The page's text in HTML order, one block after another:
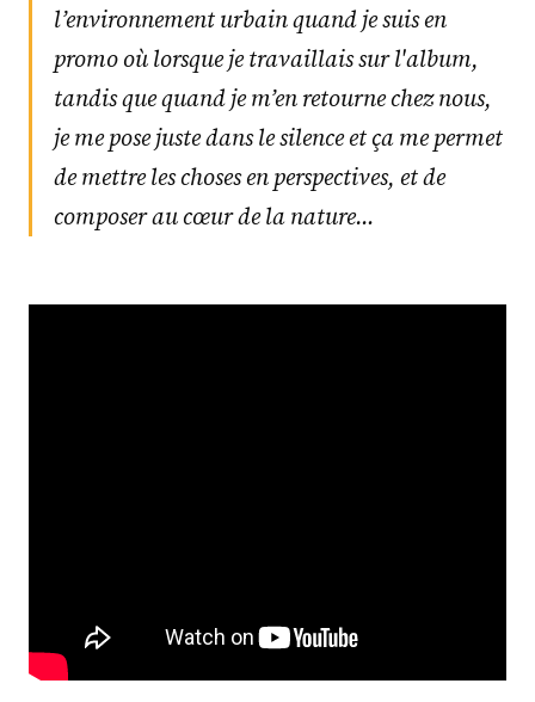
l’environnement urbain quand je suis en
promo où lorsque je travaillais sur l'album,
tandis que quand je m’en retourne chez nous,
je me pose juste dans le silence et ça me permet
de mettre les choses en perspectives, et de
composer au cœur de la nature…